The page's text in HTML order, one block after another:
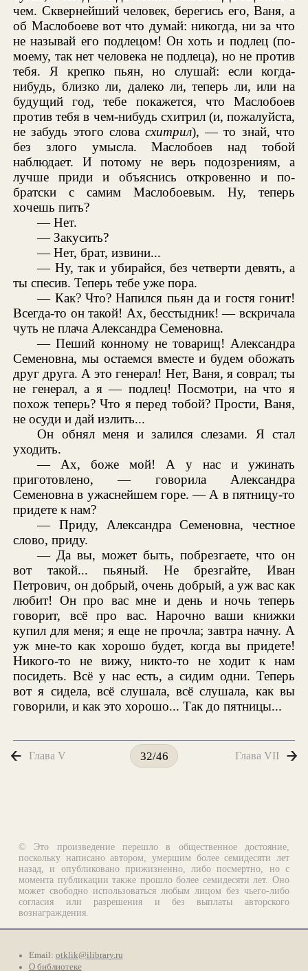
чем. Сквернейший человек, берегись его, Ваня, а
об Маслобоеве вот что думай: никогда, ни за что
не называй его подлецом! Он хоть и подлец (по-
моему, так нет человека не подлеца), но не против
тебя. Я крепко пьян, но слушай: если когда-
нибудь, близко ли, далеко ли, теперь ли, или на
будущий год, тебе покажется, что Маслобоев
против тебя в чем-нибудь схитрил (и, пожалуйста,
не забудь этого слова схитрил), — то знай, что
без злого умысла. Маслобоев над тобой
наблюдает. И потому не верь подозрениям, а
лучше приди и объяснись откровенно и по-
братски с самим Маслобоевым. Ну, теперь
хочешь пить?
— Нет.
— Закусить?
— Нет, брат, извини...
— Ну, так и убирайся, без четверти девять, а
ты спесив. Теперь тебе уже пора.
— Как? Что? Напился пьян да и гостя гонит!
Всегда-то он такой! Ах, бесстыдник! — вскричала
чуть не плача Александра Семеновна.
— Пеший конному не товарищ! Александра
Семеновна, мы остаемся вместе и будем обожать
друг друга. А это генерал! Нет, Ваня, я соврал; ты
не генерал, а я — подлец! Посмотри, на что я
похож теперь? Что я перед тобой? Прости, Ваня,
не осуди и дай излить...
Он обнял меня и залился слезами. Я стал
уходить.
— Ах, боже мой! А у нас и ужинать
приготовлено, — говорила Александра
Семеновна в ужаснейшем горе. — А в пятницу-то
придете к нам?
— Приду, Александра Семеновна, честное
слово, приду.
— Да вы, может быть, побрезгаете, что он
вот такой... пьяный. Не брезгайте, Иван
Петрович, он добрый, очень добрый, а уж вас как
любит! Он про вас мне и день и ночь теперь
говорит, всё про вас. Нарочно ваши книжки
купил для меня; я еще не прочла; завтра начну. А
уж мне-то как хорошо будет, когда вы придете!
Никого-то не вижу, никто-то не ходит к нам
посидеть. Всё у нас есть, а сидим одни. Теперь
вот я сидела, всё слушала, всё слушала, как вы
говорили, и как это хорошо... Так до пятницы...
Глава V 32/46 Глава VII
© Это произведение перешло в общественное достояние,
поскольку написано автором, умершим более семидесяти лет
назад, и опубликовано прижизненно, либо посмертно, но с
момента публикации также прошло более семидесяти лет. Оно
может свободно использоваться любым лицом без чьего-либо
согласия или разрешения и без выплаты авторского
вознаграждения.
Email: otklik@ilibrary.ru
О библиотеке